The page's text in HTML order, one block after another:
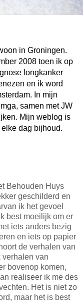
in Groningen.
2008 toen ik op
longkanker
en ik word
In mijn
samen met JW
Mijn weblog is
dag bijhoud.
Behouden Huys
geschilderd en
ik het gevoel
best moeilijk om er
iets anders bezig
en iets op papier
de verhalen van
verhalen van
bovenop komen,
realiseer ik me des
Het is niet zo
maar het is best